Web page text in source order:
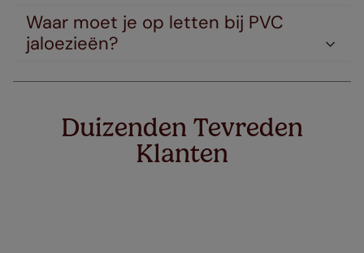
Waar moet je op letten bij PVC
jaloezieën?
Duizenden Tevreden
Klanten